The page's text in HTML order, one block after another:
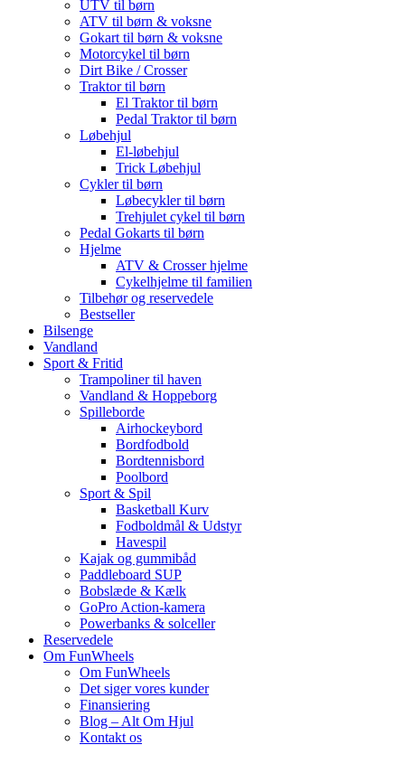
UTV til børn
ATV til børn & voksne
Gokart til børn & voksne
Motorcykel til børn
Dirt Bike / Crosser
Traktor til børn
El Traktor til børn
Pedal Traktor til børn
Løbehjul
El-løbehjul
Trick Løbehjul
Cykler til børn
Løbecykler til børn
Trehjulet cykel til børn
Pedal Gokarts til børn
Hjelme
ATV & Crosser hjelme
Cykelhjelme til familien
Tilbehør og reservedele
Bestseller
Bilsenge
Vandland
Sport & Fritid
Trampoliner til haven
Vandland & Hoppeborg
Spilleborde
Airhockeybord
Bordfodbold
Bordtennisbord
Poolbord
Sport & Spil
Basketball Kurv
Fodboldmål & Udstyr
Havespil
Kajak og gummibåd
Paddleboard SUP
Bobslæde & Kælk
GoPro Action-kamera
Powerbanks & solceller
Reservedele
Om FunWheels
Om FunWheels
Det siger vores kunder
Finansiering
Blog – Alt Om Hjul
Kontakt os